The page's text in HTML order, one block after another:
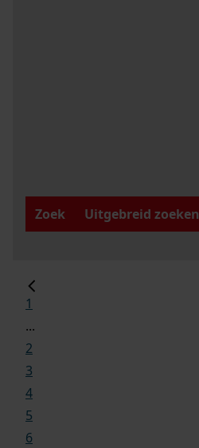
Zoek
Uitgebreid zoeken
1
...
2
3
4
5
6